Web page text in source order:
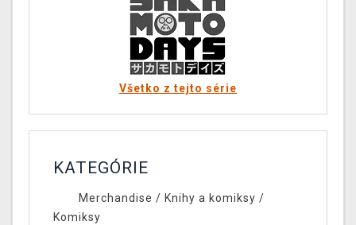
Všetko z tejto série
KATEGÓRIE
Merchandise / Knihy a komiksy /
Komiksy